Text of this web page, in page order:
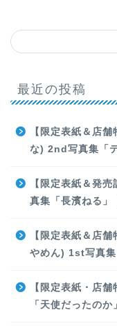
最近の投稿
【限定表紙＆店
な) 2nd写真集「
【限定表紙＆発
真集「長濱ねる」
【限定表紙＆店
やめん) 1st写真
【限定表紙・店
「天使だったの